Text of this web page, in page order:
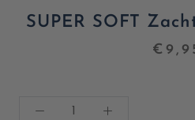
SUPER SOFT